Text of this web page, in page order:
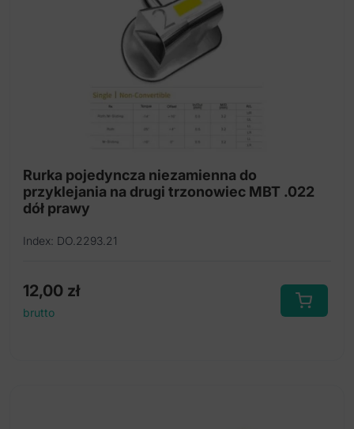
Rurka pojedyncza niezamienna do
przyklejania na drugi trzonowiec MBT .022
dół prawy
Index: DO.2293.21
12,00 zł
brutto